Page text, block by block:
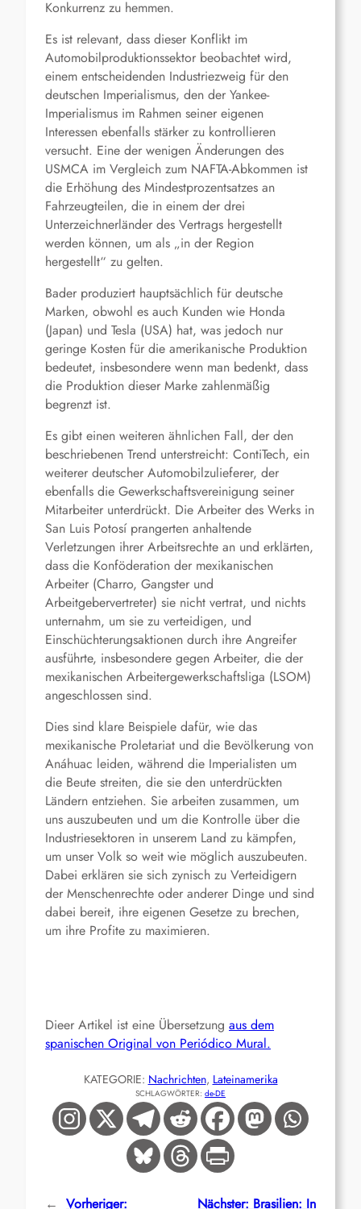
Konkurrenz zu hemmen.
Es ist relevant, dass dieser Konflikt im
Automobilproduktionssektor beobachtet wird,
einem entscheidenden Industriezweig für den
deutschen Imperialismus, den der Yankee-
Imperialismus im Rahmen seiner eigenen
Interessen ebenfalls stärker zu kontrollieren
versucht. Eine der wenigen Änderungen des
USMCA im Vergleich zum NAFTA-Abkommen ist
die Erhöhung des Mindestprozentsatzes an
Fahrzeugteilen, die in einem der drei
Unterzeichnerländer des Vertrags hergestellt
werden können, um als „in der Region
hergestellt“ zu gelten.
Bader produziert hauptsächlich für deutsche
Marken, obwohl es auch Kunden wie Honda
(Japan) und Tesla (USA) hat, was jedoch nur
geringe Kosten für die amerikanische Produktion
bedeutet, insbesondere wenn man bedenkt, dass
die Produktion dieser Marke zahlenmäßig
begrenzt ist.
Es gibt einen weiteren ähnlichen Fall, der den
beschriebenen Trend unterstreicht: ContiTech, ein
weiterer deutscher Automobilzulieferer, der
ebenfalls die Gewerkschaftsvereinigung seiner
Mitarbeiter unterdrückt. Die Arbeiter des Werks in
San Luis Potosí prangerten anhaltende
Verletzungen ihrer Arbeitsrechte an und erklärten,
dass die Konföderation der mexikanischen
Arbeiter (Charro, Gangster und
Arbeitgebervertreter) sie nicht vertrat, und nichts
unternahm, um sie zu verteidigen, und
Einschüchterungsaktionen durch ihre Angreifer
ausführte, insbesondere gegen Arbeiter, die der
mexikanischen Arbeitergewerkschaftsliga (LSOM)
angeschlossen sind.
Dies sind klare Beispiele dafür, wie das
mexikanische Proletariat und die Bevölkerung von
Anáhuac leiden, während die Imperialisten um
die Beute streiten, die sie den unterdrückten
Ländern entziehen. Sie arbeiten zusammen, um
uns auszubeuten und um die Kontrolle über die
Industriesektoren in unserem Land zu kämpfen,
um unser Volk so weit wie möglich auszubeuten.
Dabei erklären sie sich zynisch zu Verteidigern
der Menschenrechte oder anderer Dinge und sind
dabei bereit, ihre eigenen Gesetze zu brechen,
um ihre Profite zu maximieren.
Dieer Artikel ist eine Übersetzung aus dem
spanischen Original von Periódico Mural.
KATEGORIE: Nachrichten, Lateinamerika
SCHLAGWÖRTER: de-DE
← Vorheriger:
Nächster: Brasilien: In